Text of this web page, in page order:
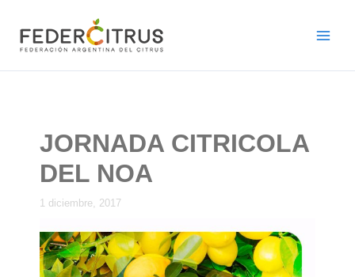
contenido
JORNADA CITRICOLA
DEL NOA
1 diciembre, 2017